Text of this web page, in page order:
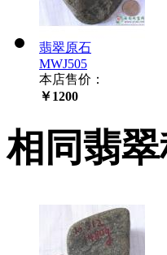
翡翠原石
MWJ505
本店售价：
￥1200
相同翡